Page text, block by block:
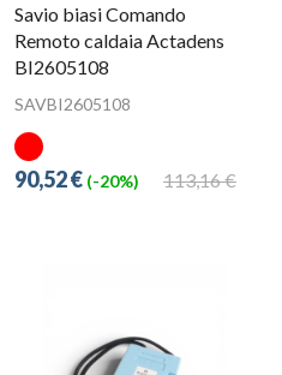
Savio biasi Comando
Remoto caldaia Actadens
BI2605108
SAVBI2605108
113,16 €
90,52 € (-20%)